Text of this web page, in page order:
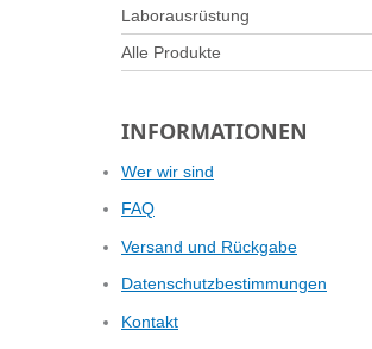
Laborausrüstung
Alle Produkte
INFORMATIONEN
Wer wir sind
FAQ
Versand und Rückgabe
Datenschutzbestimmungen
Kontakt